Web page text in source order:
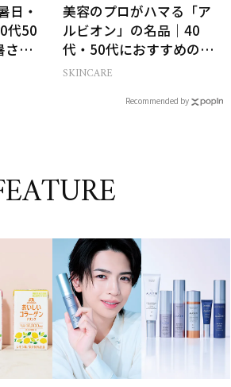
日・
代50
さ対
美容のプロがハマる「ア
ルビオン」の名品｜40
代・50代におすすめのベ
スコス受賞コスメ
SKINCARE
Recommended by